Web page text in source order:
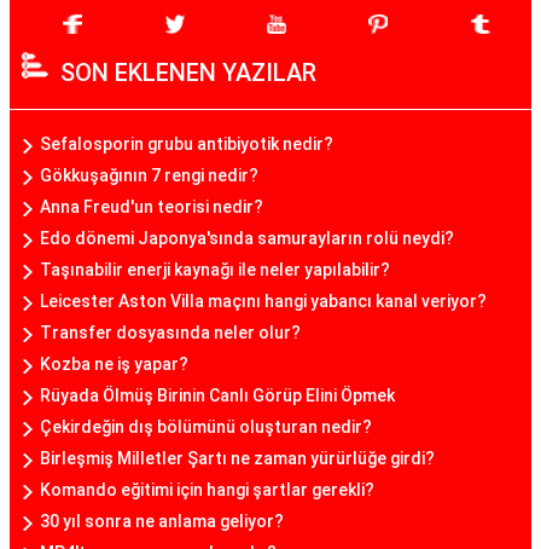
SON EKLENEN YAZILAR
Sefalosporin grubu antibiyotik nedir?
Gökkuşağının 7 rengi nedir?
Anna Freud'un teorisi nedir?
Edo dönemi Japonya'sında samurayların rolü neydi?
Taşınabilir enerji kaynağı ile neler yapılabilir?
Leicester Aston Villa maçını hangi yabancı kanal veriyor?
Transfer dosyasında neler olur?
Kozba ne iş yapar?
Rüyada Ölmüş Birinin Canlı Görüp Elini Öpmek
Çekirdeğin dış bölümünü oluşturan nedir?
Birleşmiş Milletler Şartı ne zaman yürürlüğe girdi?
Komando eğitimi için hangi şartlar gerekli?
30 yıl sonra ne anlama geliyor?